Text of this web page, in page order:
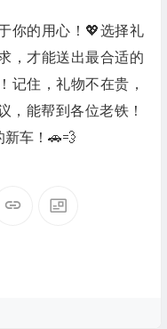
你的用心！💖选择礼
，才能送出最合适的
记住，礼物不在贵，
能帮到各位老铁！
新车！🚗💨